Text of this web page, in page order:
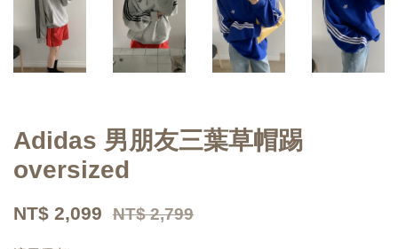
Adidas 男朋友三葉草帽踢
oversized
NT$ 2,099 NT$ 2,799